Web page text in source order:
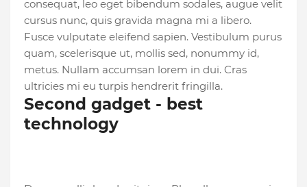
consequat, leo eget bibendum sodales, augue velit
cursus nunc, quis gravida magna mi a libero.
Fusce vulputate eleifend sapien. Vestibulum purus
quam, scelerisque ut, mollis sed, nonummy id,
metus. Nullam accumsan lorem in dui. Cras
ultricies mi eu turpis hendrerit fringilla.
Second gadget - best
technology